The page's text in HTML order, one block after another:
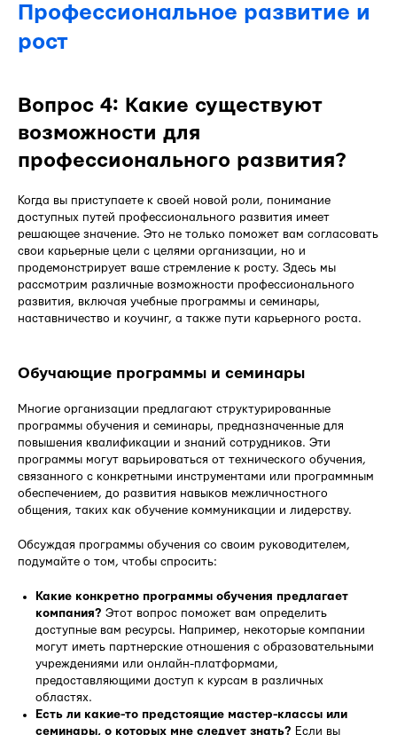
Профессиональное развитие и
рост
Вопрос 4: Какие существуют
возможности для
профессионального развития?
Когда вы приступаете к своей новой роли, понимание
доступных путей профессионального развития имеет
решающее значение. Это не только поможет вам согласовать
свои карьерные цели с целями организации, но и
продемонстрирует ваше стремление к росту. Здесь мы
рассмотрим различные возможности профессионального
развития, включая учебные программы и семинары,
наставничество и коучинг, а также пути карьерного роста.
Обучающие программы и семинары
Многие организации предлагают структурированные
программы обучения и семинары, предназначенные для
повышения квалификации и знаний сотрудников. Эти
программы могут варьироваться от технического обучения,
связанного с конкретными инструментами или программным
обеспечением, до развития навыков межличностного
общения, таких как обучение коммуникации и лидерству.
Обсуждая программы обучения со своим руководителем,
подумайте о том, чтобы спросить:
Какие конкретно программы обучения предлагает
компания? Этот вопрос поможет вам определить
доступные вам ресурсы. Например, некоторые компании
могут иметь партнерские отношения с образовательными
учреждениями или онлайн-платформами,
предоставляющими доступ к курсам в различных
областях.
Есть ли какие-то предстоящие мастер-классы или
семинары, о которых мне следует знать? Если вы